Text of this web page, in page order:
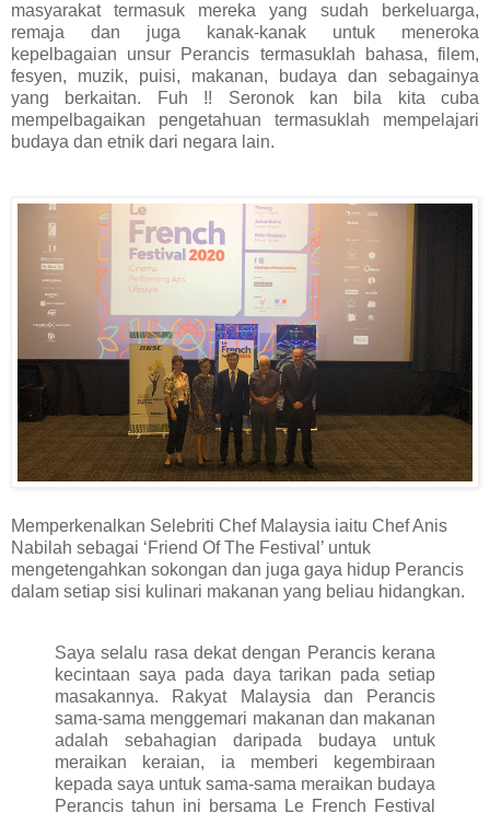
masyarakat termasuk mereka yang sudah berkeluarga,
remaja dan juga kanak-kanak untuk meneroka
kepelbagaian unsur Perancis termasuklah bahasa, filem,
fesyen, muzik, puisi, makanan, budaya dan sebagainya
yang berkaitan. Fuh !! Seronok kan bila kita cuba
mempelbagaikan pengetahuan termasuklah mempelajari
budaya dan etnik dari negara lain.
Memperkenalkan Selebriti Chef Malaysia iaitu Chef Anis
Nabilah sebagai ‘Friend Of The Festival’ untuk
mengetengahkan sokongan dan juga gaya hidup Perancis
dalam setiap sisi kulinari makanan yang beliau hidangkan.
Saya selalu rasa dekat dengan Perancis kerana
kecintaan saya pada daya tarikan pada setiap
masakannya. Rakyat Malaysia dan Perancis
sama-sama menggemari makanan dan makanan
adalah sebahagian daripada budaya untuk
meraikan keraian, ia memberi kegembiraan
kepada saya untuk sama-sama meraikan budaya
Perancis tahun ini bersama Le French Festival